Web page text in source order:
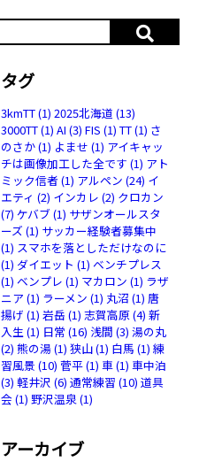
タグ
3kmTT(1) 2025北海道 (13)
3000TT(1) AI (3) FIS (1) TT(1) さ
のさか(1) よませ (1) アイキャッ
チは画像加工した全です (1) アト
ミック信者 (1) アルペン (24) イ
エティ (2) インカレ (2) クロカン
(7) ケバブ(1) サザンオールスタ
ーズ (1) サッカー経験者募集中
(1) スマホを落としただけなのに
(1) ダイエット (1) ベンチプレス
(1) ベンプレ (1) マカロン (1) ラザ
ニア (1) ラーメン (1) 丸沼 (1) 唐
揚げ (1) 岩岳 (1) 志賀高原(4) 新
入生(1) 日常 (16) 浅間 (3) 湯の丸
(2) 熊の湯(1) 狭山(1) 白馬 (1) 練
習風景(10) 菅平(1) 車(1) 車中泊
(3) 軽井沢 (6) 通常練習 (10) 道具
会 (1) 野沢温泉(1)
アーカイブ